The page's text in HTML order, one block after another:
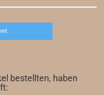
bestellten, haben